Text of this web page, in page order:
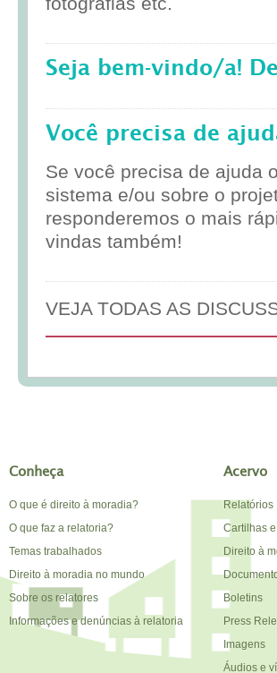
Seja bem-vindo/a!
Você precisa de
Se você precisa de ajuda
sistema e/ou sobre o
responderemos o mais
vindas também!
VEJA TODAS AS
Conheça
O que é direito à moradia?
O que faz a relatoria?
Temas trabalhados
Direito à moradia no mundo
Sobre os relatores
Informações e denúncias à relatoria
Acervo
Relatórios
Cartilhas
Direito à
Boletins
Press
Imagens
Áudios e